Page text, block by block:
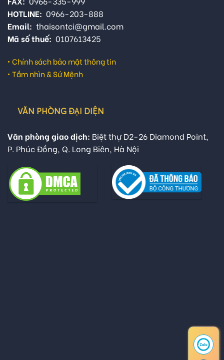
HOTLINE: 0966-203-888
Email: thaisontci@gmail.com
Mã số thuế: 0107613425
• Chính sách bảo mật thông tin
• Tầm nhìn & Sứ Mệnh
VĂN PHÒNG ĐẠI DIỆN
Văn phòng giao dịch: Biệt thự D2-26 Diamond Point,
P. Phúc Đồng, Q. Long Biên, Hà Nội